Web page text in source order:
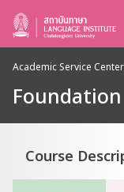
Academic Service Center
Course